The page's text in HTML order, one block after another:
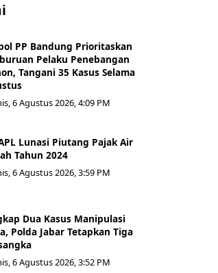
PP Bandung Prioritaskan
Pelaku Penebangan
Tangani 35 Kasus Selama
6 Agustus 2026, 4:09 PM
Lunasi Piutang Pajak Air
Tahun 2024
6 Agustus 2026, 3:59 PM
Dua Kasus Manipulasi
Polda Jabar Tetapkan Tiga
6 Agustus 2026, 3:52 PM